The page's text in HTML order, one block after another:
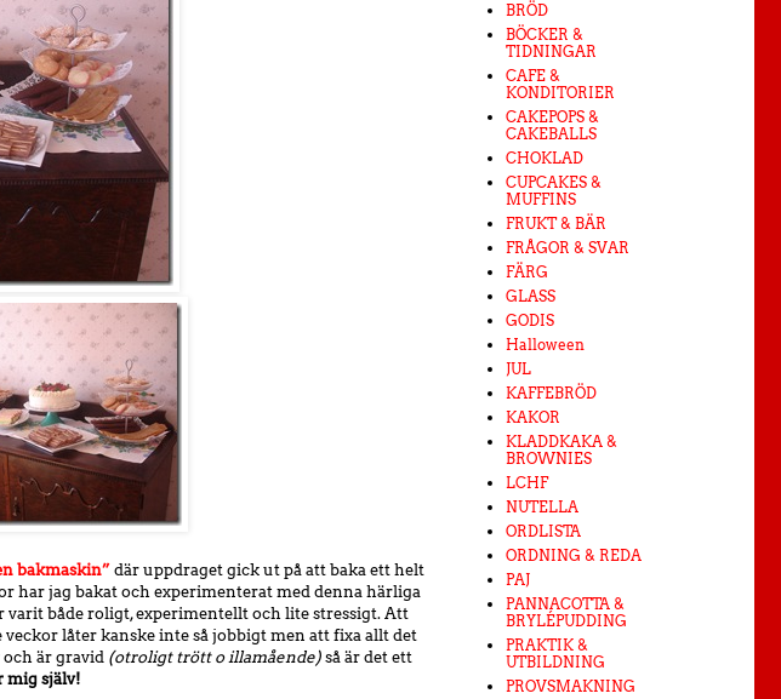
bakmaskin”där uppdraget gick ut på att baka ett helt
har jag bakat och experimenterat med denna härliga
varit både roligt, experimentellt och lite stressigt. Att
låter kanske inte så jobbigt men att fixa allt det
är gravid (otroligt trött o illamående)så är det ett
mig själv!
BRÖD
BÖCKER &
TIDNINGAR
CAFE &
KONDITORIER
CAKEPOPS &
CAKEBALLS
CHOKLAD
CUPCAKES &
MUFFINS
FRUKT & BÄR
FRÅGOR & SVAR
FÄRG
GLASS
GODIS
Halloween
JUL
KAFFEBRÖD
KAKOR
KLADDKAKA &
BROWNIES
LCHF
NUTELLA
ORDLISTA
ORDNING & REDA
PAJ
PANNACOTTA &
BRYLÉPUDDING
PRAKTIK &
UTBILDNING
PROVSMAKNING